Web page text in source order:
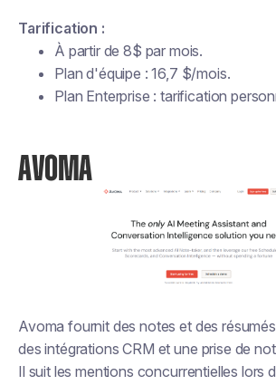
Tarification :
À partir de 8$ par mois.
Plan d'équipe : 16,7 $/mois.
Plan Enterprise : tarification
AVOMA
Avoma fournit des notes et des
des intégrations CRM et une prise de
Il suit les mentions concurrentielles lors